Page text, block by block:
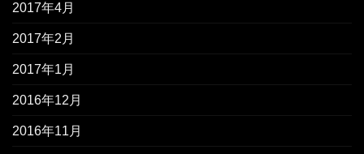
2017年4月
2017年2月
2017年1月
2016年12月
2016年11月